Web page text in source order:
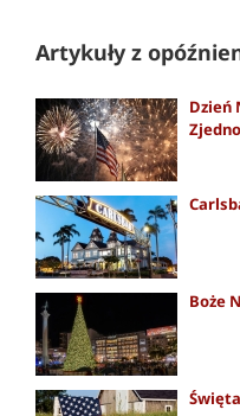
Artykuły z
Dzień
Boże